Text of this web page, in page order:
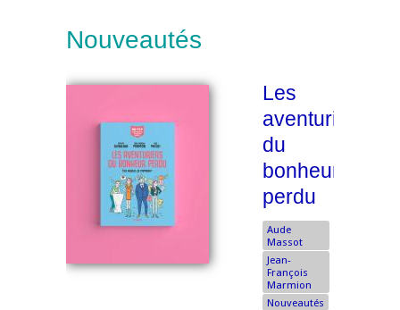
Nouveautés
Les
aventuriers
du
bonheur
perdu
Aude
Massot
Jean-
François
Marmion
Nouveautés